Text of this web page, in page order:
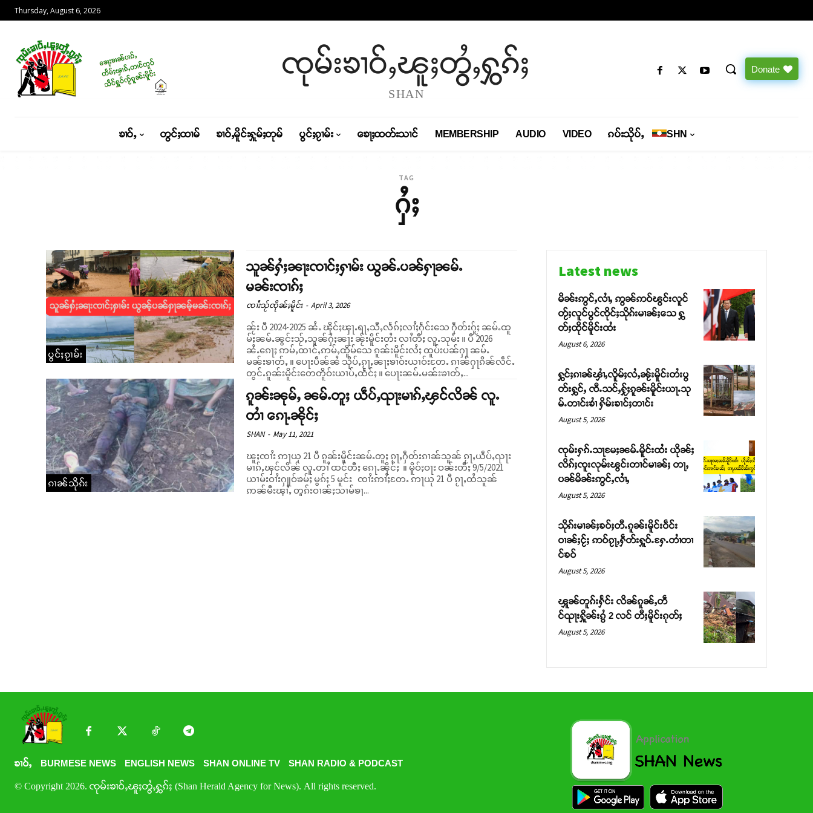
Thursday, August 6, 2026
ၸုမ်းၶၢဝ်ႇၽူႈတွႆႇႁွၵ်ႈ
SHAN
Donate
ၶၢဝ်ႇ တွင်ႈထၢမ် ၶၢဝ်ႇမိူင်းႁူမ်ႈတုမ် ပွင်ႈၵႂၢမ်း ၶေႃႈထတ်းသၢင် MEMBERSHIP AUDIO VIDEO ၵပ်းသိုပ်ႇ SHN
TAG
ႁႆႈ
ပွင်ႈၵႂၢမ်း
သူၼ်ႁႆႈၼႃးၸၢင်ႈႁၢမ်း ယွၼ်ႉပၼ်ႁႃၼမ်ႉ
မၼ်းၸၢၵ်ႈ
ၸၢႆးသႂ်ၸိုၼ်ႈမိူင်း - April 3, 2026
ၼႂ်း ပီ 2024-2025 ၼႆႉ ၾိင်ႈၾႃႉရႃႇသီႇလႅၵ်ႈလၢႆႈႁႅင်းသေ ႁဵတ်းႁႂ်ႈ ၼမ်ႉထူ
မ်ႈၼမ်ႉၼွင်းသႂ်ႇသူၼ်ႁႆႈၼႃး ၼႂ်းမိူင်းတႆး လၢႆတီႈ လူႉသုမ်း ။ ပီ 2026
ၼႆႉၵေႃႈ ဢမ်ႇထၢင်ႇဢမ်ႇထိူမ်သေ ၵူၼ်းမိူင်းလႆႈ ထူပ်းပၼ်ႁႃ ၼမ်ႉ
မၼ်းၶၢတ်ႇ ။ ပေႃးပဵၼ်ၼႆ သိုပ်ႇၵႂႃႇၼႃႈၶၢဝ်းယၢဝ်းတႄႉ ၵၢၼ်ႁႃၵိၼ်လဵင်ႉ
တွင်ႉၵူၼ်းမိူင်းတေတိူဝ်းယၢပ်ႇထႅင်ႈ ။ ပေႃးၼမ်ႉမၼ်းၶၢတ်ႇ...
ၵၢၼ်သိုၵ်း
ၵူၼ်းၼုမ်ႇ ၼမ်ႉတူႈ ယဵပ်ႇၺႃးမၢၵ်ႇၾင်လိၼ် လူႉ
တၢႆ ၵေႃႉၼိုင်ႈ
SHAN - May 11, 2021
ၽူႈၸၢႆး ဢႃယု 21 ပီ ၵူၼ်းမိူင်းၼမ်ႉတူႈ ၵႂႃႇႁဵတ်းၵၢၼ်သူၼ် ၵႂႃႇယဵပ်ႇၺႃး
မၢၵ်ႇၾင်လိၼ် လူႉတၢႆ ထင်တီႈ ၵေႃႉၼိုင်ႈ ။ မိူဝ်ႈဝႃး ဝၼ်းတီႈ 9/5/2021
ယၢမ်းဝၢႆးႁူဝ်ၶမ်ႈ မွၵ်ႈ 5 မူင်း ၸၢႆးဢၢႆႈတႄႉ ဢႃယု 21 ပီ ၵႂႃႇထႆသူၼ်
ဢၼ်မီးၾၢႆႇ တူၵ်းဝၢၼ်ႈသၢမ်ၶႃ...
Latest news
မိၼ်းဢွင်ႇလၢႆႇ ဢွၼ်ဢဝ်ၽွင်းလူင်
တႂ်ႈလူင်ပွင်ၸိုင်ႈသိုၵ်းမၢၼ်ႈသေ ႁွ
တ်ႈထိုင်မိူင်းထႆး
August 6, 2026
ႁွင်ႈၵၢၼ်ၾၢႆႇလိူမ်ႈလႆႇၼႂ်းမိူင်းတႆးပွ
တ်းႁွင်ႇ ၸီႉသင်ႇႁႂ်ႈၵူၼ်းမိူင်းယႃႉသု
မ်ႉတၢင်းၶၢႆ ႁိမ်းၶၢင်ႈတၢင်း
August 5, 2026
ၸုမ်းႁၵ်ႉသႃမႄႈၼမ်ႉမိူင်းထႆး ယိုၼ်ႈ
လိၵ်ႈၸူးလုမ်းၽွင်းတၢင်မၢၼ်ႈ တႃႇ
ပၼ်မိၼ်းဢွင်ႇလၢႆႇ
August 5, 2026
သိုၵ်းမၢၼ်ႈၶဝ်ႈတီႉၵူၼ်းမိူင်းဝဵင်း
ဝၢၼ်ႈငႂ်ႈ ဢဝ်ၵႂႃႇႁဵတ်းႁူဝ်ႉႁႄႉတၢႆတၢ
င်ၶဝ်
August 5, 2026
ၾူၼ်တူၵ်းႁႅင်း လိၼ်ၵူၼ်ႇတဵ
င်ၺႃးႁိူၼ်းၵွႆ 2 လင် တီႈမိူင်းၵုတ်ႈ
August 5, 2026
ၶၢဝ်ႇ BURMESE NEWS ENGLISH NEWS SHAN ONLINE TV SHAN RADIO & PODCAST
© Copyright 2026. ၸုမ်းၶၢဝ်ႇၽူႈတွႆႇႁွၵ်ႈ (Shan Herald Agency for News). All rights reserved.